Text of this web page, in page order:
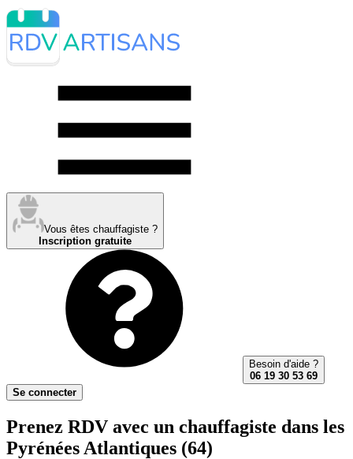
Vous êtes chauffagiste ?
Inscription gratuite
Besoin d'aide ?
06 19 30 53 69
Se connecter
Prenez RDV avec un chauffagiste dans les
Pyrénées Atlantiques (64)